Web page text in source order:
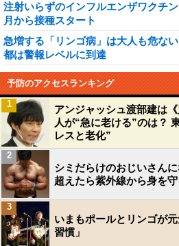
注射いらずのインフルエンザワクチ
月から接種スタート
急増する「リンゴ病」は大人も危な
都は警報レベルに到達
予防のアクセスランキング
アンジャッシュ渡部建は
人が“急に老ける”のは？
レスと老化”
1
シミだらけのおじいさん
超えたら紫外線から身を
2
いまもポールとリンゴが
習慣」
3